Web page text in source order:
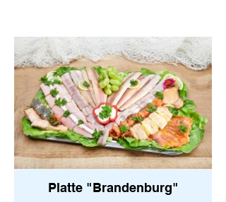
Platte "Brandenburg"